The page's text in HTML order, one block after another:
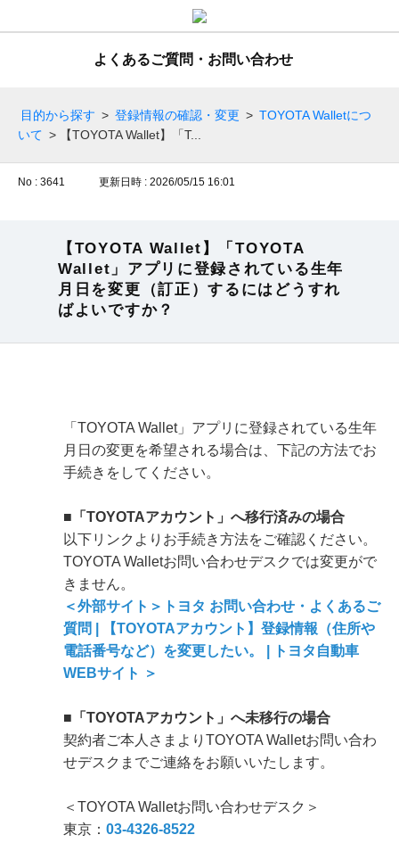
よくあるご質問・お問い合わせ
目的から探す > 登録情報の確認・変更 > TOYOTA Walletにつ
いて > 【TOYOTA Wallet】「T...
No : 3641 更新日時 : 2026/05/15 16:01
【TOYOTA Wallet】「TOYOTA
Wallet」アプリに登録されている生年
月日を変更（訂正）するにはどうすれ
ばよいですか？
「TOYOTA Wallet」アプリに登録されている生年
月日の変更を希望される場合は、下記の方法でお
手続きをしてください。
■「TOYOTAアカウント」へ移行済みの場合
以下リンクよりお手続き方法をご確認ください。
TOYOTA Walletお問い合わせデスクでは変更がで
きません。
＜外部サイト＞トヨタ お問い合わせ・よくあるご
質問 | 【TOYOTAアカウント】登録情報（住所や
電話番号など）を変更したい。 | トヨタ自動車
WEBサイト ＞
■「TOYOTAアカウント」へ未移行の場合
契約者ご本人さまよりTOYOTA Walletお問い合わ
せデスクまでご連絡をお願いいたします。
＜TOYOTA Walletお問い合わせデスク＞
東京： 03-4326-8522